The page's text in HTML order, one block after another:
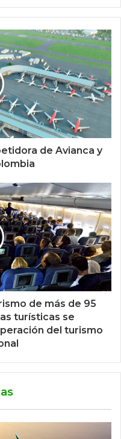
de Avianca y
de más de 95
turísticas se
del turismo